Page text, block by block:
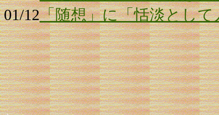
01/12「随想」に「恬淡とし